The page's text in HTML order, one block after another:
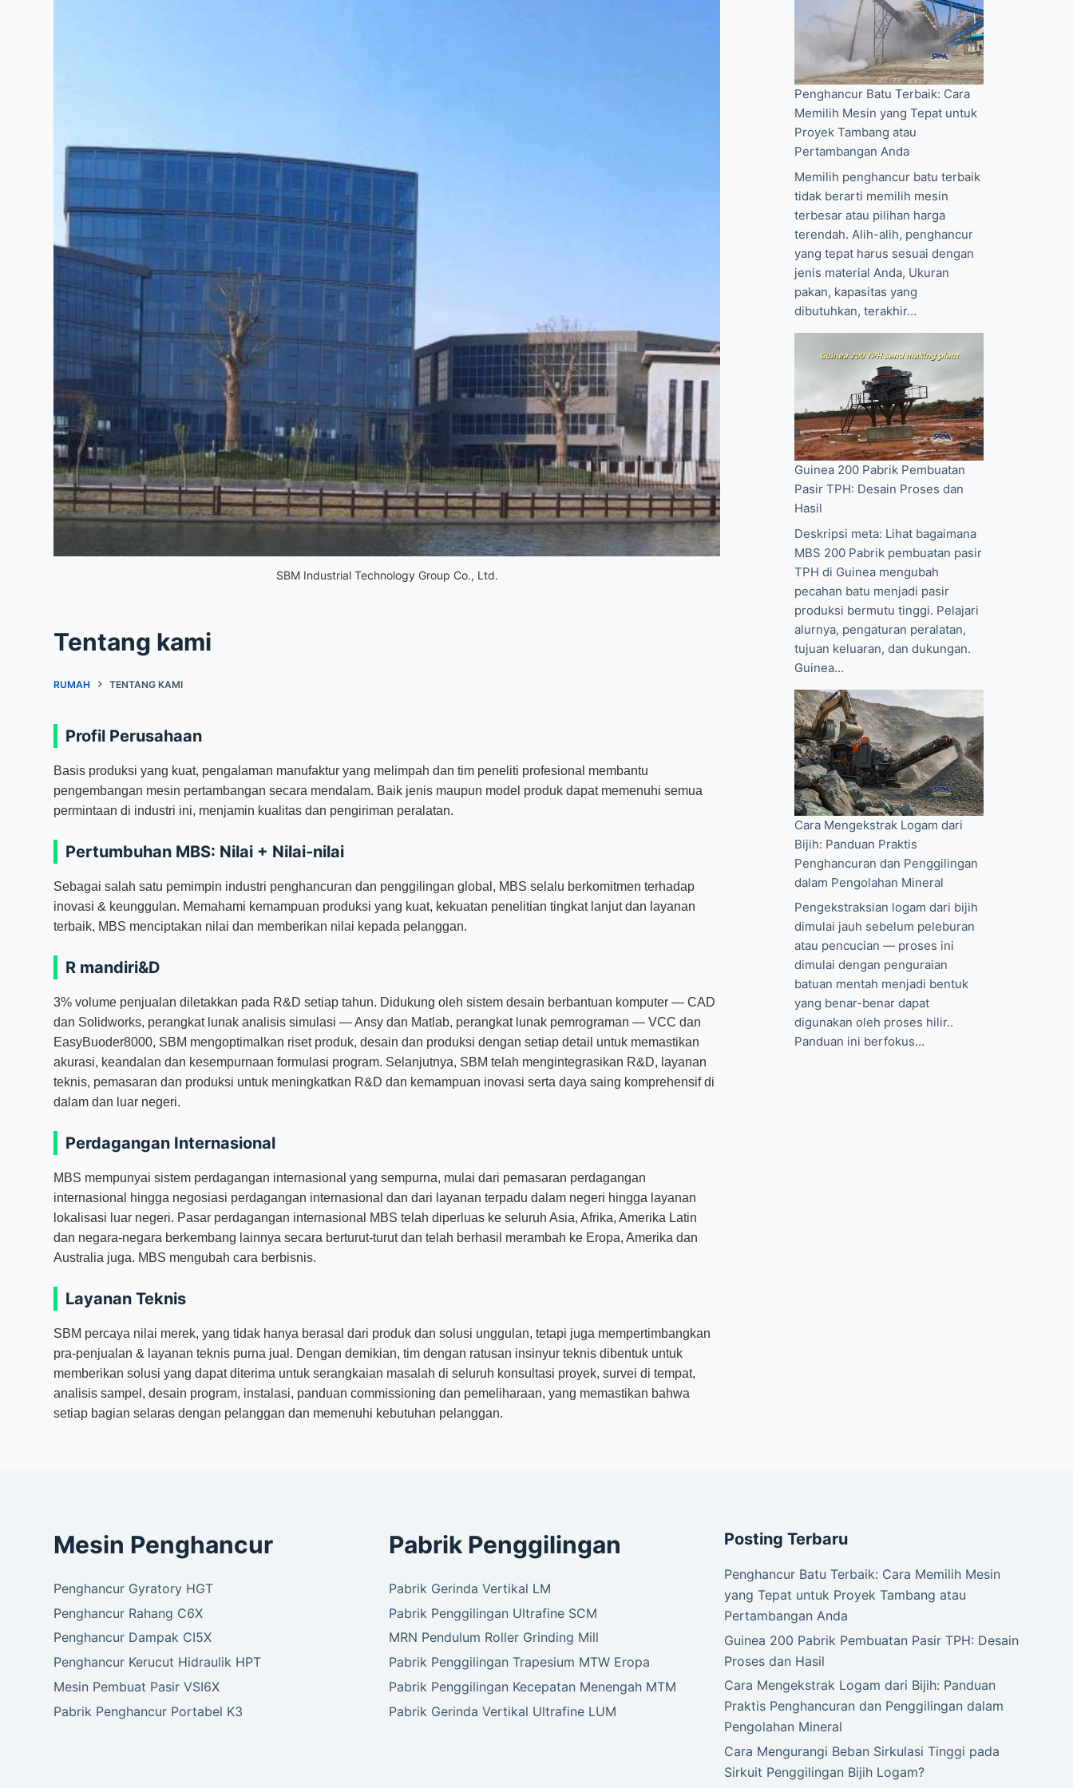
SBM Industrial Technology Group Co., Ltd.
Tentang kami
RUMAH TENTANG KAMI
Profil Perusahaan
Basis produksi yang kuat, pengalaman manufaktur yang melimpah dan tim peneliti profesional membantu
pengembangan mesin pertambangan secara mendalam. Baik jenis maupun model produk dapat memenuhi semua
permintaan di industri ini, menjamin kualitas dan pengiriman peralatan.
Pertumbuhan MBS: Nilai + Nilai-nilai
Sebagai salah satu pemimpin industri penghancuran dan penggilingan global, MBS selalu berkomitmen terhadap
inovasi & keunggulan. Memahami kemampuan produksi yang kuat, kekuatan penelitian tingkat lanjut dan layanan
terbaik, MBS menciptakan nilai dan memberikan nilai kepada pelanggan.
R mandiri&D
3% volume penjualan diletakkan pada R&D setiap tahun. Didukung oleh sistem desain berbantuan komputer — CAD
dan Solidworks, perangkat lunak analisis simulasi — Ansy dan Matlab, perangkat lunak pemrograman — VCC dan
EasyBuoder8000, SBM mengoptimalkan riset produk, desain dan produksi dengan setiap detail untuk memastikan
akurasi, keandalan dan kesempurnaan formulasi program. Selanjutnya, SBM telah mengintegrasikan R&D, layanan
teknis, pemasaran dan produksi untuk meningkatkan R&D dan kemampuan inovasi serta daya saing komprehensif di
dalam dan luar negeri.
Perdagangan Internasional
MBS mempunyai sistem perdagangan internasional yang sempurna, mulai dari pemasaran perdagangan
internasional hingga negosiasi perdagangan internasional dan dari layanan terpadu dalam negeri hingga layanan
lokalisasi luar negeri. Pasar perdagangan internasional MBS telah diperluas ke seluruh Asia, Afrika, Amerika Latin
dan negara-negara berkembang lainnya secara berturut-turut dan telah berhasil merambah ke Eropa, Amerika dan
Australia juga. MBS mengubah cara berbisnis.
Layanan Teknis
SBM percaya nilai merek, yang tidak hanya berasal dari produk dan solusi unggulan, tetapi juga mempertimbangkan
pra-penjualan & layanan teknis purna jual. Dengan demikian, tim dengan ratusan insinyur teknis dibentuk untuk
memberikan solusi yang dapat diterima untuk serangkaian masalah di seluruh konsultasi proyek, survei di tempat,
analisis sampel, desain program, instalasi, panduan commissioning dan pemeliharaan, yang memastikan bahwa
setiap bagian selaras dengan pelanggan dan memenuhi kebutuhan pelanggan.
Penghancur Batu Terbaik: Cara
Memilih Mesin yang Tepat untuk
Proyek Tambang atau
Pertambangan Anda
Memilih penghancur batu terbaik
tidak berarti memilih mesin
terbesar atau pilihan harga
terendah. Alih-alih, penghancur
yang tepat harus sesuai dengan
jenis material Anda, Ukuran
pakan, kapasitas yang
dibutuhkan, terakhir…
Guinea 200 Pabrik Pembuatan
Pasir TPH: Desain Proses dan
Hasil
Deskripsi meta: Lihat bagaimana
MBS 200 Pabrik pembuatan pasir
TPH di Guinea mengubah
pecahan batu menjadi pasir
produksi bermutu tinggi. Pelajari
alurnya, pengaturan peralatan,
tujuan keluaran, dan dukungan.
Guinea…
Cara Mengekstrak Logam dari
Bijih: Panduan Praktis
Penghancuran dan Penggilingan
dalam Pengolahan Mineral
Pengekstraksian logam dari bijih
dimulai jauh sebelum peleburan
atau pencucian — proses ini
dimulai dengan penguraian
batuan mentah menjadi bentuk
yang benar-benar dapat
digunakan oleh proses hilir..
Panduan ini berfokus…
Mesin Penghancur
Penghancur Gyratory HGT
Penghancur Rahang C6X
Penghancur Dampak CI5X
Penghancur Kerucut Hidraulik HPT
Mesin Pembuat Pasir VSI6X
Pabrik Penghancur Portabel K3
Pabrik Penggilingan
Pabrik Gerinda Vertikal LM
Pabrik Penggilingan Ultrafine SCM
MRN Pendulum Roller Grinding Mill
Pabrik Penggilingan Trapesium MTW Eropa
Pabrik Penggilingan Kecepatan Menengah MTM
Pabrik Gerinda Vertikal Ultrafine LUM
Posting Terbaru
Penghancur Batu Terbaik: Cara Memilih Mesin
yang Tepat untuk Proyek Tambang atau
Pertambangan Anda
Guinea 200 Pabrik Pembuatan Pasir TPH: Desain
Proses dan Hasil
Cara Mengekstrak Logam dari Bijih: Panduan
Praktis Penghancuran dan Penggilingan dalam
Pengolahan Mineral
Cara Mengurangi Beban Sirkulasi Tinggi pada
Sirkuit Penggilingan Bijih Logam?